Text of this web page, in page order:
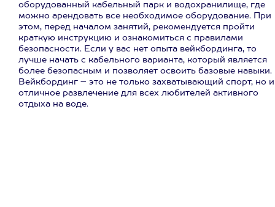
оборудованный кабельный парк и водохранилище, где
можно арендовать все необходимое оборудование. При
этом, перед началом занятий, рекомендуется пройти
краткую инструкцию и ознакомиться с правилами
безопасности. Если у вас нет опыта вейкбординга, то
лучше начать с кабельного варианта, который является
более безопасным и позволяет освоить базовые навыки.
Вейкбординг – это не только захватывающий спорт, но и
отличное развлечение для всех любителей активного
отдыха на воде.